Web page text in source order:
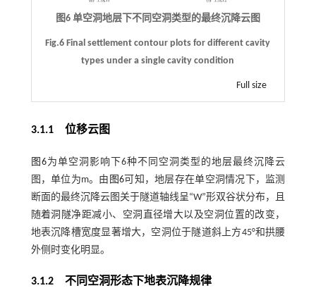
图6 单空洞地层下不同空洞类型的最终沉降云图
Fig.6 Final settlement contour plots for different cavity
types under a single cavity condition
Full size
3.1.1位移云图
图6为单空洞影响下6种不同空洞类型的地层最终沉降云
图，单位为m。由 图6可知，地层存在单空洞情况下，监测
断面的最终沉降云图关于隧道轴线呈“W”形双谷状分布，且
随着洞隧净距减小、空洞直径增大以及空洞位置的改变，
地表沉降槽宽度显著增大，空洞位于隧道斜上方45°和拱腰
外侧时变化明显。
3.1.2不同空洞形态下地表沉降规律